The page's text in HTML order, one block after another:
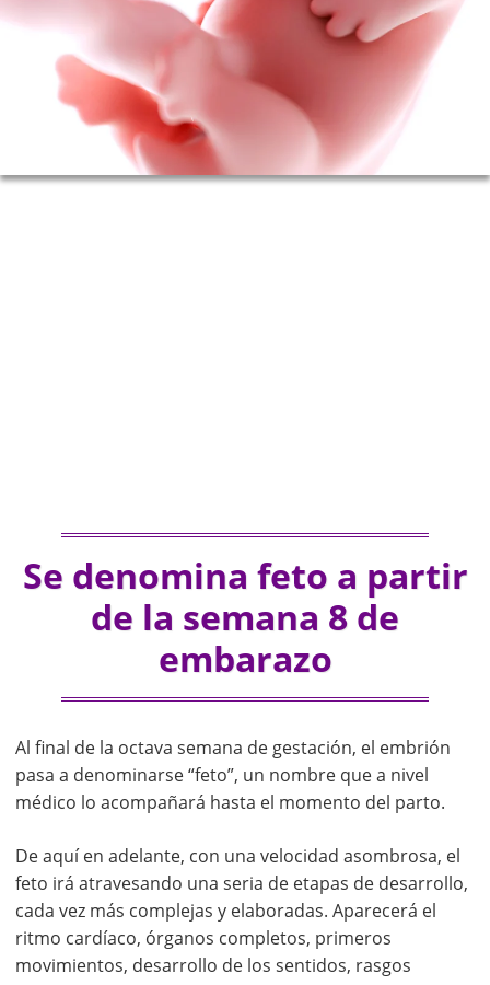
Se denomina feto a partir
de la semana 8 de
embarazo
Al final de la octava semana de gestación, el embrión
pasa a denominarse “feto”, un nombre que a nivel
médico lo acompañará hasta el momento del parto.
De aquí en adelante, con una velocidad asombrosa, el
feto irá atravesando una seria de etapas de desarrollo,
cada vez más complejas y elaboradas. Aparecerá el
ritmo cardíaco, órganos completos, primeros
movimientos, desarrollo de los sentidos, rasgos